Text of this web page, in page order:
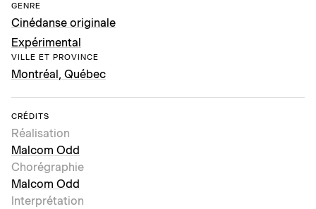
GENRE
Cinédanse originale
Expérimental
VILLE ET PROVINCE
Montréal, Québec
CRÉDITS
Réalisation
Malcom Odd
Chorégraphie
Malcom Odd
Interprétation